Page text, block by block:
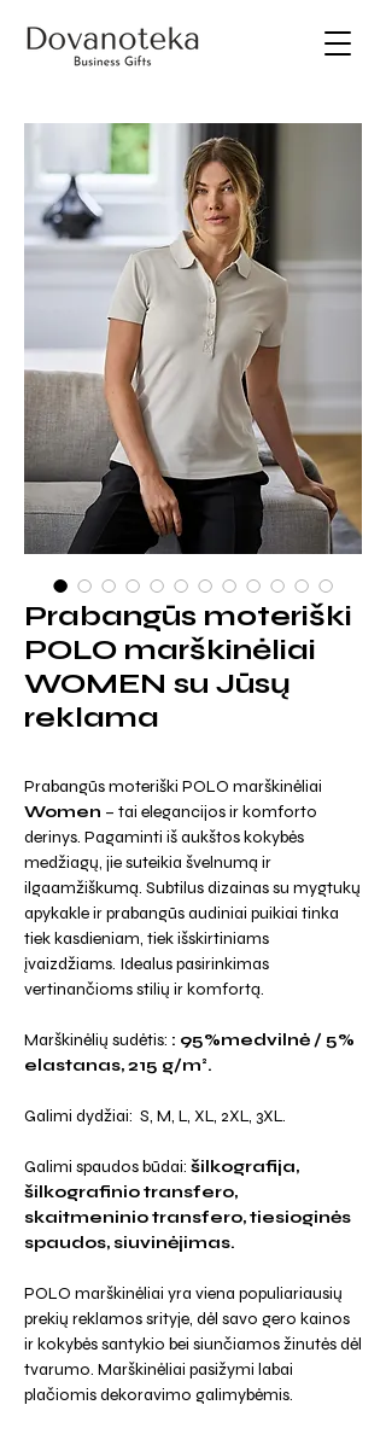
Prabangūs moteriški
POLO marškinėliai
WOMEN su Jūsų
reklama
Prabangūs moteriški POLO marškinėliai
Women – tai elegancijos ir komforto
derinys. Pagaminti iš aukštos kokybės
medžiagų, jie suteikia švelnumą ir
ilgaamžiškumą. Subtilus dizainas su mygtukų
apykakle ir prabangūs audiniai puikiai tinka
tiek kasdieniam, tiek išskirtiniams
įvaizdžiams. Idealus pasirinkimas
vertinančioms stilių ir komfortą.
Marškinėlių sudėtis: : 95%medvilnė / 5%
elastanas, 215 g/m².
Galimi dydžiai: S, M, L, XL, 2XL, 3XL.
Galimi spaudos būdai: šilkografija,
šilkografinio transfero,
skaitmeninio transfero, tiesioginės
spaudos, siuvinėjimas.
POLO marškinėliai yra viena populiariausių
prekių reklamos srityje, dėl savo gero kainos
ir kokybės santykio bei siunčiamos žinutės dėl
tvarumo. Marškinėliai pasižymi labai
plačiomis dekoravimo galimybėmis.